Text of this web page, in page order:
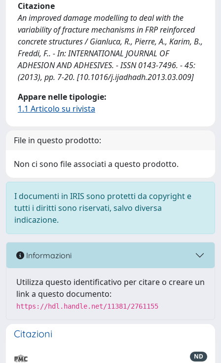
Citazione
An improved damage modelling to deal with the
variability of fracture mechanisms in FRP reinforced
concrete structures / Gianluca, R., Pierre, A., Karim, B.,
Freddi, F.. - In: INTERNATIONAL JOURNAL OF
ADHESION AND ADHESIVES. - ISSN 0143-7496. - 45:
(2013), pp. 7-20. [10.1016/j.ijadhadh.2013.03.009]
Appare nelle tipologie:
1.1 Articolo su rivista
File in questo prodotto:
Non ci sono file associati a questo prodotto.
I documenti in IRIS sono protetti da copyright e
tutti i diritti sono riservati, salvo diversa
indicazione.
Informazioni
Utilizza questo identificativo per citare o creare un
link a questo documento:
https://hdl.handle.net/11381/2761155
Citazioni
ND